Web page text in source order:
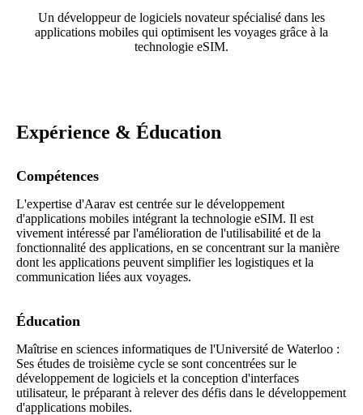
Un développeur de logiciels novateur spécialisé dans les
applications mobiles qui optimisent les voyages grâce à la
technologie eSIM.
Expérience & Éducation
Compétences
L'expertise d'Aarav est centrée sur le développement
d'applications mobiles intégrant la technologie eSIM. Il est
vivement intéressé par l'amélioration de l'utilisabilité et de la
fonctionnalité des applications, en se concentrant sur la manière
dont les applications peuvent simplifier les logistiques et la
communication liées aux voyages.
Éducation
Maîtrise en sciences informatiques de l'Université de Waterloo :
Ses études de troisième cycle se sont concentrées sur le
développement de logiciels et la conception d'interfaces
utilisateur, le préparant à relever des défis dans le développement
d'applications mobiles.